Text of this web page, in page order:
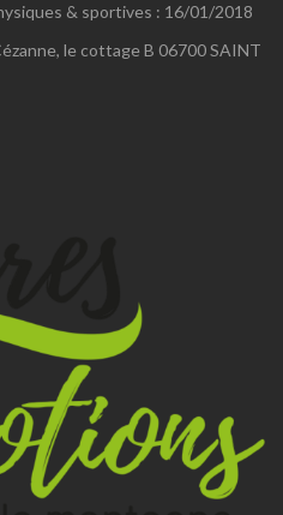
& sportives : 16/01/2018
le cottage B 06700 SAINT